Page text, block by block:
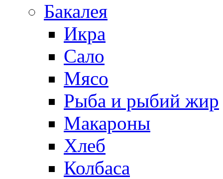
Бакалея
Икра
Сало
Мясо
Рыба и рыбий жир
Макароны
Хлеб
Колбаса